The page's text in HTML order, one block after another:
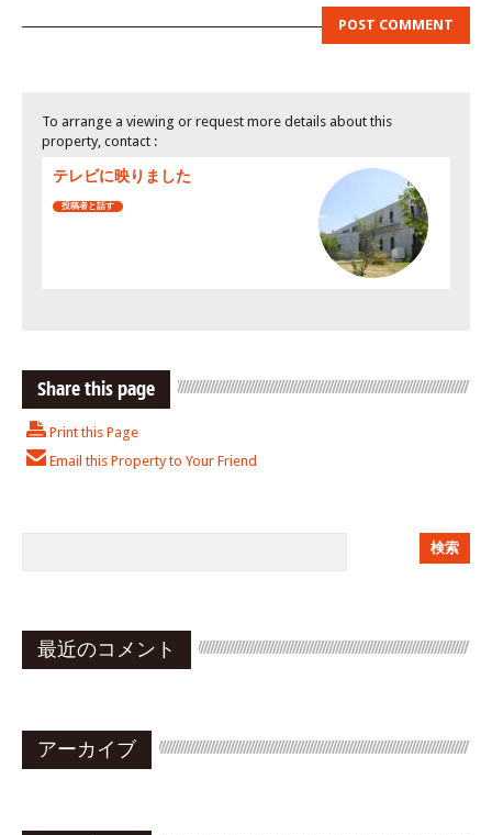
To arrange a viewing or request more details about this
property, contact :
テレビに映りました
投稿者と話す
Share this page
Print this Page
Email this Property to Your Friend
最近のコメント
アーカイブ